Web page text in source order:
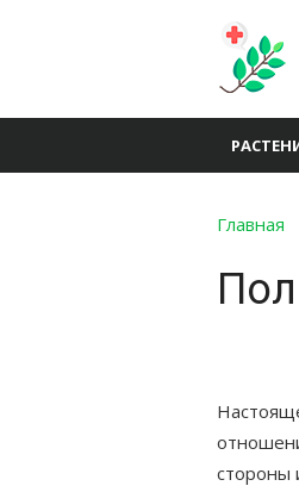
Главная
стороны